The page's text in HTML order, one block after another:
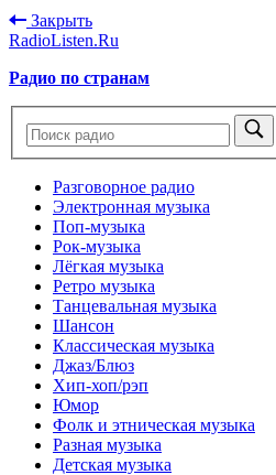
Закрыть
RadioListen.Ru
Радио по странам
Разговорное радио
Электронная музыка
Поп-музыка
Рок-музыка
Лёгкая музыка
Ретро музыка
Танцевальная музыка
Шансон
Классическая музыка
Джаз/Блюз
Хип-хоп/рэп
Юмор
Фолк и этническая музыка
Разная музыка
Детская музыка